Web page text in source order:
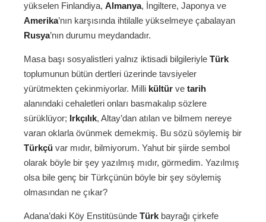
yükselen Finlandiya, Almanya, İngiltere, Japonya ve
Amerika’nın karşısında ihtilalle yükselmeye çabalayan
Rusya’nın durumu meydandadır.
Masa başı sosyalistleri yalnız iktisadi bilgileriyle Türk
toplumunun bütün dertleri üzerinde tavsiyeler
yürütmekten çekinmiyorlar. Milli kültür ve tarih
alanındaki cehaletleri onları basmakalıp sözlere
sürüklüyor; Irkçılık, Altay’dan atılan ve bilmem nereye
varan oklarla övünmek demekmiş. Bu sözü söylemiş bir
Türkçü var mıdır, bilmiyorum. Yahut bir şiirde sembol
olarak böyle bir şey yazılmış mıdır, görmedim. Yazılmış
olsa bile genç bir Türkçünün böyle bir şey söylemiş
olmasından ne çıkar?
Adana’daki Köy Enstitüsünde Türk bayrağı çirkefe